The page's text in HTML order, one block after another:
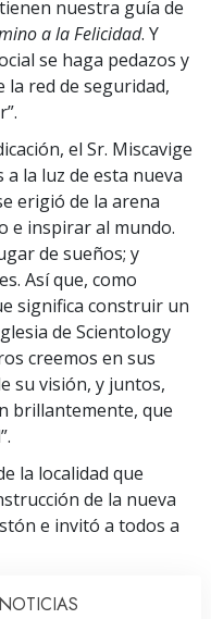
nuestra guía de
a la Felicidad. Y
se haga pedazos y
la red de seguridad,
el Sr. Miscavige
la luz de esta nueva
erigió de la arena
e inspirar al mundo.
de sueños; y
Así que, como
significa construir un
de Scientology
creemos en sus
su visión, y juntos,
brillantemente, que
la localidad que
de la nueva
e invitó a todos a